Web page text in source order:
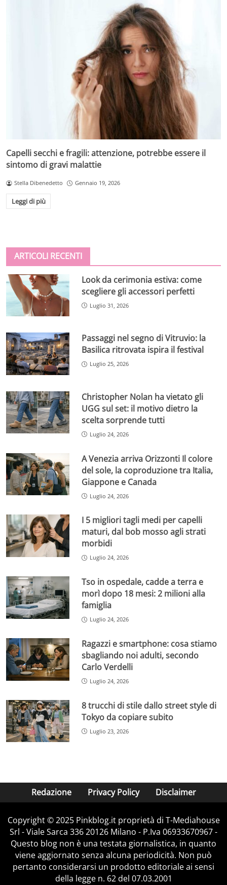
Capelli secchi e fragili: attenzione, potrebbe essere il
sintomo di gravi malattie
Stella Dibenedetto Gennaio 19, 2026
Leggi di più
ARTICOLI RECENTI
Look da cerimonia estiva: come
scegliere gli accessori perfetti
Luglio 31, 2026
Passaggi nel segno di Vitruvio: la
Basilica ritrovata ispira il festival
Luglio 25, 2026
Christopher Nolan ha vietato gli
UGG sul set: il motivo dietro la
scelta sorprende tutti
Luglio 24, 2026
A Venezia arriva Orizzonti Il colore
del sole, la coproduzione tra Italia,
Giappone e Canada
Luglio 24, 2026
I 5 migliori tagli medi per capelli
maturi, dal bob mosso agli strati
morbidi
Luglio 24, 2026
Tso in ospedale, cadde a terra e
morì dopo 18 mesi: 2 milioni alla
famiglia
Luglio 24, 2026
Ragazzi e smartphone: cosa stiamo
sbagliando noi adulti, secondo
Carlo Verdelli
Luglio 24, 2026
8 trucchi di stile dallo street style di
Tokyo da copiare subito
Luglio 23, 2026
Redazione Privacy Policy Disclaimer
Copyright © 2025 Pinkblog.it proprietà di T-Mediahouse
Srl - Viale Sarca 336 20126 Milano - P.Iva 06933670967 -
Questo blog non è una testata giornalistica, in quanto
viene aggiornato senza alcuna periodicità. Non può
pertanto considerarsi un prodotto editoriale ai sensi
della legge n. 62 del 07.03.2001